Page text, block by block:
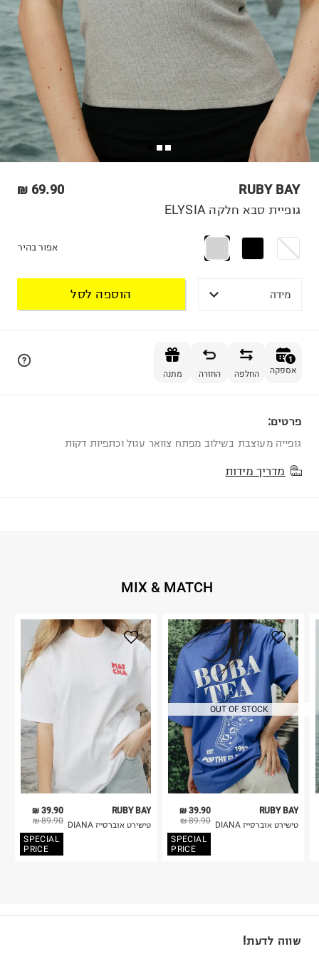
RUBY BAY
69.90 ₪
גופיית סבא חלקה ELYSIA
אפור בהיר
מידה הוספה לסל
1
אספקה החלפה החזרה מתנה
פרטים:
גופייה מעוצבת בשילוב מפתח צוואר עגול וכתפיות דקות
מדריך מידות
MIX & MATCH
39.90 ₪
89.90 ₪
SPECIAL
PRICE
RUBY BAY
טישירט אוברסייז DIANA
OUT OF STOCK
39.90 ₪
89.90 ₪
SPECIAL
PRICE
RUBY BAY
טישירט אוברסייז DIANA
שווה לדעת!